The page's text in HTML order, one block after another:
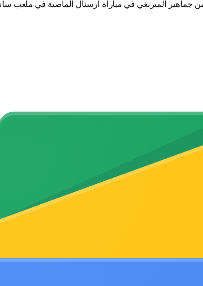
الميرنغي في مباراة آرسنال الماضية في ملعب